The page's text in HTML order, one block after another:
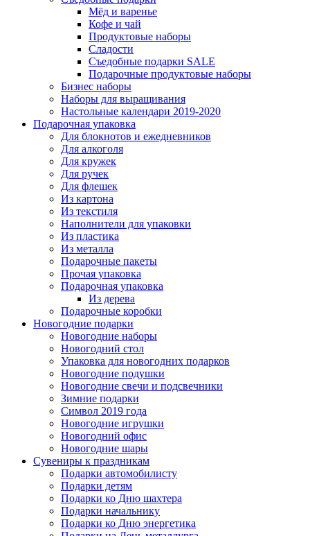
Мёд и варенье
Кофе и чай
Продуктовые наборы
Сладости
Съедобные подарки SALE
Подарочные продуктовые наборы
Бизнес наборы
Наборы для выращивания
Настольные календари 2019-2020
Подарочная упаковка
Для блокнотов и ежедневников
Для алкоголя
Для кружек
Для ручек
Для флешек
Из картона
Из текстиля
Наполнители для упаковки
Из пластика
Из металла
Подарочные пакеты
Прочая упаковка
Подарочная упаковка
Из дерева
Подарочные коробки
Новогодние подарки
Новогодние наборы
Новогодний стол
Упаковка для новогодних подарков
Новогодние подушки
Новогодние свечи и подсвечники
Зимние подарки
Символ 2019 года
Новогодние игрушки
Новогодний офис
Новогодние шары
Сувениры к праздникам
Подарки автомобилисту
Подарки детям
Подарки ко Дню шахтера
Подарки начальнику
Подарки ко Дню энергетика